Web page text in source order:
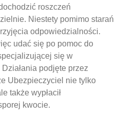
roszczeń
Niestety pomimo starań
odpowiedzialności.
udać się po pomoc do
się w
podjęte przez
Ubezpieczyciel nie tylko
także wypłacił
kwocie.